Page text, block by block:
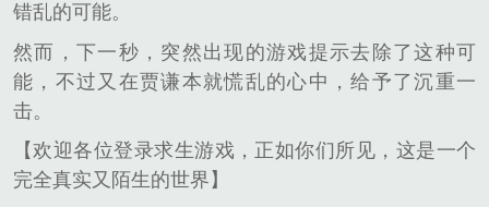
错乱的可能。
然而，下一秒，突然出现的游戏提示去除了这种可
能，不过又在贾谦本就慌乱的心中，给予了沉重一
击。
【欢迎各位登录求生游戏，正如你们所见，这是一个
完全真实又陌生的世界】